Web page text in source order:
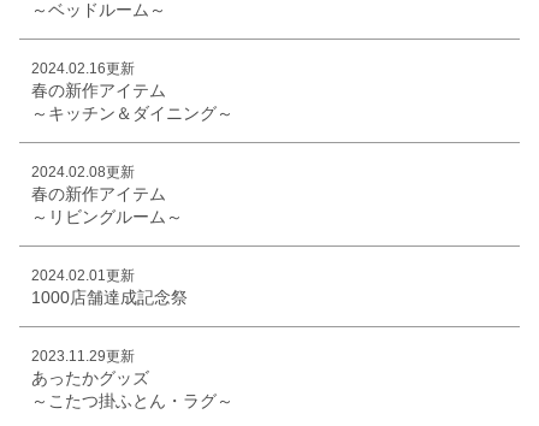
～ベッドルーム～
2024.02.16更新
春の新作アイテム
～キッチン＆ダイニング～
2024.02.08更新
春の新作アイテム
～リビングルーム～
2024.02.01更新
1000店舗達成記念祭
2023.11.29更新
あったかグッズ
～こたつ掛ふとん・ラグ～